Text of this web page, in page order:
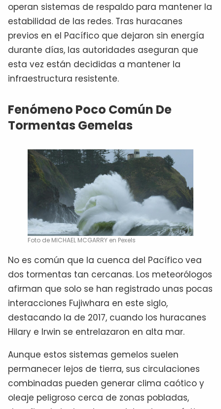
operan sistemas de respaldo para mantener la
estabilidad de las redes. Tras huracanes
previos en el Pacífico que dejaron sin energía
durante días, las autoridades aseguran que
esta vez están decididas a mantener la
infraestructura resistente.
Fenómeno Poco Común De
Tormentas Gemelas
Foto de MICHAEL MCGARRY en Pexels
No es común que la cuenca del Pacífico vea
dos tormentas tan cercanas. Los meteorólogos
afirman que solo se han registrado unas pocas
interacciones Fujiwhara en este siglo,
destacando la de 2017, cuando los huracanes
Hilary e Irwin se entrelazaron en alta mar.
Aunque estos sistemas gemelos suelen
permanecer lejos de tierra, sus circulaciones
combinadas pueden generar clima caótico y
oleaje peligroso cerca de zonas pobladas,